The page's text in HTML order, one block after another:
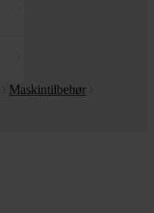
Maskintilbehør